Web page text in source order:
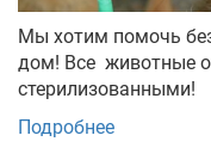
Мы хотим помочь
дом! Все животные
стерилизованными!
Подробнее